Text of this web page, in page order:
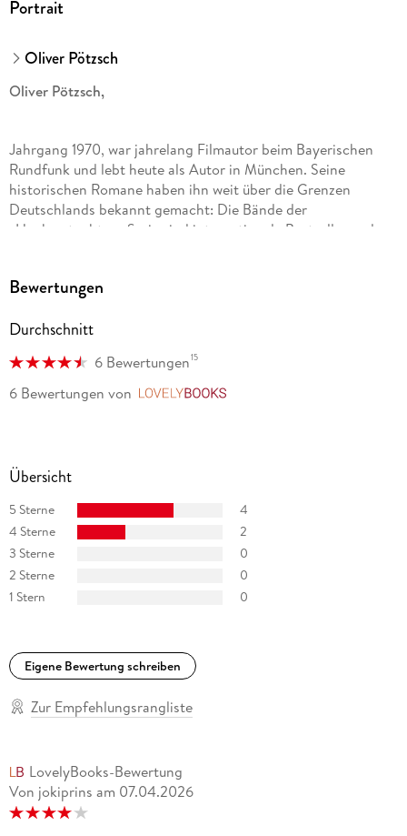
Portrait
Oliver Pötzsch
Oliver Pötzsch,
Jahrgang 1970, war jahrelang Filmautor beim Bayerischen
Rundfunk und lebt heute als Autor in München. Seine
historischen Romane haben ihn weit über die Grenzen
Deutschlands bekannt gemacht: Die Bände der
»Henkerstochter«-Serie sind internationale Bestseller und
geboren 1958, studierte an der Neuen Münchner
Schauspielschule. Er ist auf verschiedenen Theaterbühnen
und in Film und Fernsehen zu sehen. Als Hörbuchsprecher
und Klassikern von Friedrich Ani über Nicola Förg bis hin zu
Clemens Brentano.
Bewertungen
Durchschnitt
6 Bewertungen15
6 Bewertungen von
Übersicht
5 Sterne
4
4 Sterne
2
3 Sterne
0
2 Sterne
0
1 Stern
0
Eigene Bewertung schreiben
Zur Empfehlungsrangliste
LovelyBooks-Bewertung
Von jokiprins am 07.04.2026